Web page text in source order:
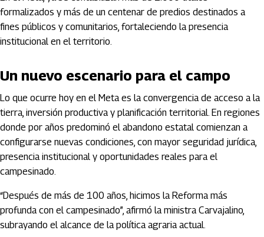
formalizados y más de un centenar de predios destinados a
fines públicos y comunitarios, fortaleciendo la presencia
institucional en el territorio.
Un nuevo escenario para el campo
Lo que ocurre hoy en el Meta es la convergencia de acceso a la
tierra, inversión productiva y planificación territorial. En regiones
donde por años predominó el abandono estatal comienzan a
configurarse nuevas condiciones, con mayor seguridad jurídica,
presencia institucional y oportunidades reales para el
campesinado.
“Después de más de 100 años, hicimos la Reforma más
profunda con el campesinado”, afirmó la ministra Carvajalino,
subrayando el alcance de la política agraria actual.